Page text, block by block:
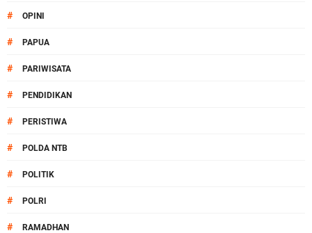
# OPINI
# PAPUA
# PARIWISATA
# PENDIDIKAN
# PERISTIWA
# POLDA NTB
# POLITIK
# POLRI
# RAMADHAN